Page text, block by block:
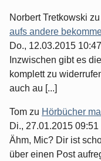
Norbert Tretkowski zu
aufs andere
Do., 12.03.2015 10:47
Inzwischen gibt es
komplett zu
auch au [...]
Tom zu Hörbücher
Di., 27.01.2015 09:51
Ähm, Mic? Dir ist
über einen Post